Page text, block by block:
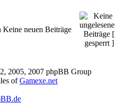
Keine neuen Beiträge
2005, 2007 phpBB Group
ofGamexe.net